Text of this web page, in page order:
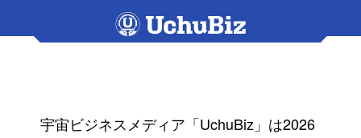
宇宙ビジネスメディア「UchuBiz」は2026